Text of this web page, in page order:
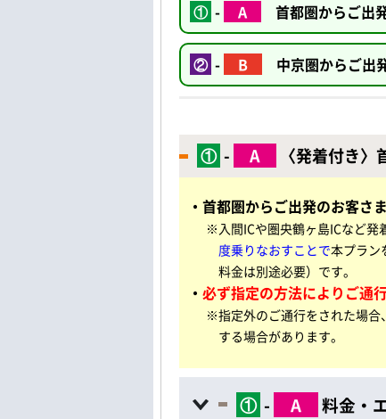
① - A 首都圏からご出
② - B 中京圏からご出
① - A 〈発着付き
・首都圏からご出発のお客さ
※入間ICや圏央鶴ヶ島ICなど発
度乗りなおすことで本プラン
料金は別途必要）です。
・ 必ず指定の方法によりご通
※指定外のご通行をされた場合、
する場合があります。
① - A 料金・